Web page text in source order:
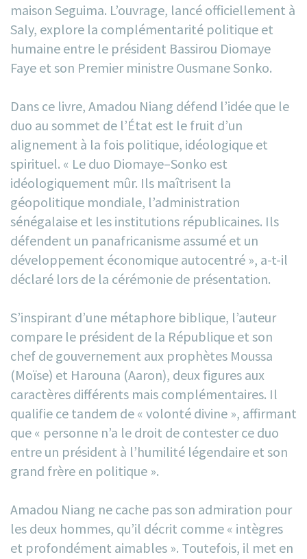
maison Seguima. L’ouvrage, lancé officiellement à
Saly, explore la complémentarité politique et
humaine entre le président Bassirou Diomaye
Faye et son Premier ministre Ousmane Sonko.
Dans ce livre, Amadou Niang défend l’idée que le
duo au sommet de l’État est le fruit d’un
alignement à la fois politique, idéologique et
spirituel. « Le duo Diomaye–Sonko est
idéologiquement mûr. Ils maîtrisent la
géopolitique mondiale, l’administration
sénégalaise et les institutions républicaines. Ils
défendent un panafricanisme assumé et un
développement économique autocentré », a-t-il
déclaré lors de la cérémonie de présentation.
S’inspirant d’une métaphore biblique, l’auteur
compare le président de la République et son
chef de gouvernement aux prophètes Moussa
(Moïse) et Harouna (Aaron), deux figures aux
caractères différents mais complémentaires. Il
qualifie ce tandem de « volonté divine », affirmant
que « personne n’a le droit de contester ce duo
entre un président à l’humilité légendaire et son
grand frère en politique ».
Amadou Niang ne cache pas son admiration pour
les deux hommes, qu’il décrit comme « intègres
et profondément aimables ». Toutefois, il met en